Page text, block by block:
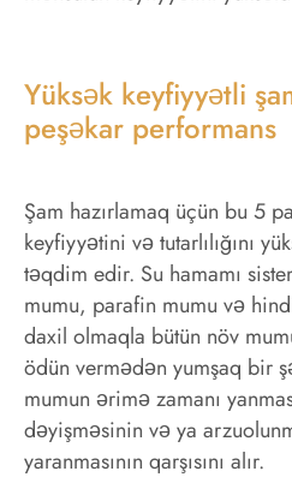
Yüksək keyfiyyətli
peşəkar performans
Şam hazırlamaq üçün bu 5
keyfiyyətini və tutarlılığını
təqdim edir. Su hamamı
mumu, parafin mumu və
daxil olmaqla bütün növ
ödün vermədən yumşaq bir
mumun ərimə zamanı
dəyişməsinin və ya
yaranmasının qarşısını alır.